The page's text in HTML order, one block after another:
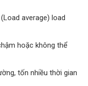
average) load
hoặc không thể
tốn nhiều thời gian